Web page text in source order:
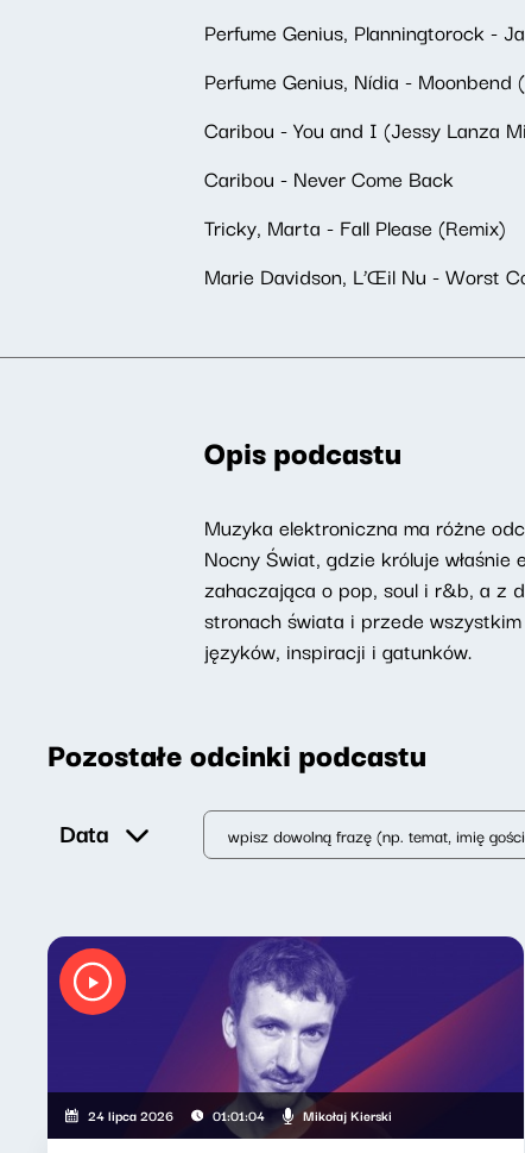
Perfume Genius, Planningtorock -
Perfume Genius, Nídia - Moonbend
Caribou - You and I (Jessy Lanza
Caribou - Never Come Back
Tricky, Marta - Fall Please (Remix)
Marie Davidson, L’Œil Nu - Worst
Opis podcastu
Muzyka elektroniczna ma różne
Nocny Świat, gdzie króluje
zahaczająca o pop, soul i r&b, a z
stronach świata i przede
języków, inspiracji i gatunków.
Pozostałe odcinki podcastu
Data
24 lipca 2026 01:01:04 Mikołaj Kierski